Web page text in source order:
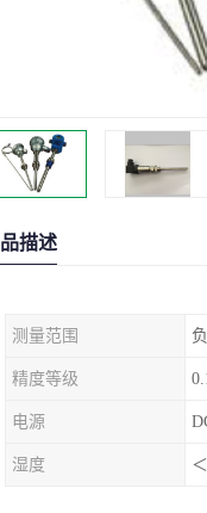
描述
测量范围
精度等级
电源
湿度